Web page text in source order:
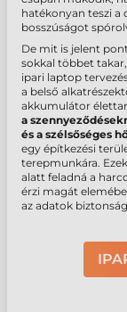
hatékonyan teszi a
bosszúságot
De mit is jelent
sokkal többet
ipari laptop
a belső
akkumulátor
a
és a szélsőséges
egy építkezési
terepmunkára.
alatt feladná a
érzi magát
az adatok